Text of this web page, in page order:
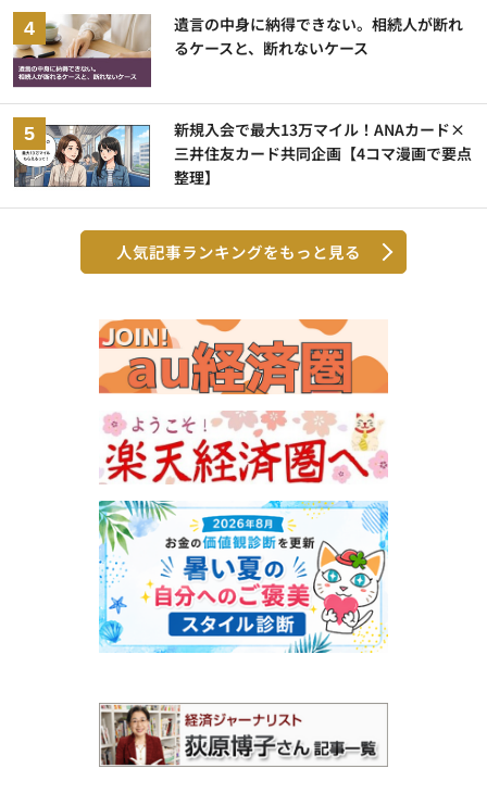
遺言の中身に納得できない。相続人が断れ
るケースと、断れないケース
新規入会で最大13万マイル！ANAカード×
三井住友カード共同企画【4コマ漫画で要点
整理】
人気記事ランキングをもっと見る